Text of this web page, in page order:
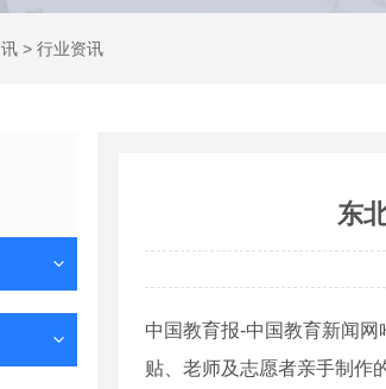
> 行业资讯
东
中国教育报-中国教育新闻
贴、老师及志愿者亲手制作